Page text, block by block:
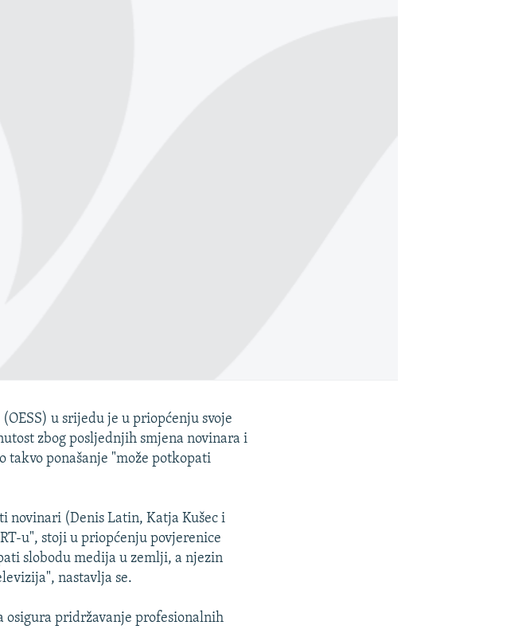
u srijedu je u priopćenju svoje
zbog posljednjih smjena novinara i
ponašanje "može potkopati
novinari (Denis Latin, Katja Kušec i
u", stoji u priopćenju povjerenice
slobodu medija u zemlji, a njezin
nastavlja se.
osigura pridržavanje profesionalnih